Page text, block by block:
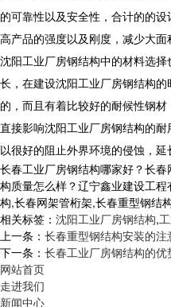
的可靠性以及安全性，合计的的
高产品的强度以及刚度，减少大面
沈阳工业厂房钢结构中的材料选
长，在建设沈阳工业厂房钢结构
的，而且有着比较好的耐候性钢
直接影响沈阳工业厂房钢结构的
以很好的阻止外界环境的侵蚀，延
长春工业厂房钢结构哪家好？长
构质量怎么样？辽宁鑫业建设工
构,长春网架管桁架,长春重型钢结
相关标签： 沈阳工业厂房钢结构,
上一条： 长春重型钢结构安装的注
下一条： 长春工业厂房钢结构的优
网站首页
走进我们
新闻中心